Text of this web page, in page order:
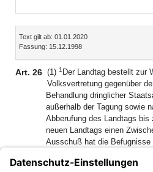
Inhalt
Text gilt ab: 01.01.2020
Fassung: 15.12.1998
Art. 26 (1) 1 Der Landtag bestellt zur
Volksvertretung gegenüber
Behandlung dringlicher
außerhalb der Tagung sowie
Abberufung des Landtags
neuen Landtags einen
Ausschuß hat die
beschließen oder